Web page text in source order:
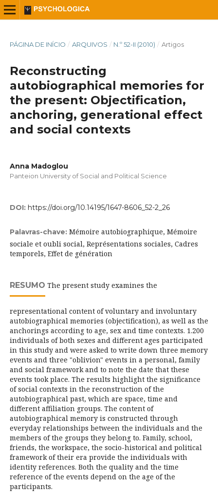
PÁGINA DE INÍCIO / ARQUIVOS / N.º 52-II (2010) / Artigos
Reconstructing
autobiographical memories for
the present: Objectification,
anchoring, generational effect
and social contexts
Anna Madoglou
Panteion University of Social and Political Science
DOI: https://doi.org/10.14195/1647-8606_52-2_26
Palavras-chave: Mémoire autobiographique, Mémoire
sociale et oubli social, Représentations sociales, Cadres
temporels, Effet de génération
RESUMO The present study examines the
representational content of voluntary and involuntary
autobiographical memories (objectification), as well as the
anchorings according to age, sex and time contexts. 1.200
individuals of both sexes and different ages participated
in this study and were asked to write down three memory
events and three "oblivion" events in a personal, family
and social framework and to note the date that these
events took place. The results highlight the significance
of social contexts in the reconstruction of the
autobiographical past, which are space, time and
different affiliation groups. The content of
autobiographical memory is constructed through
everyday relationships between the individuals and the
members of the groups they belong to. Family, school,
friends, the workspace, the socio-historical and political
framework of their era provide the individuals with
identity references. Both the quality and the time
reference of the events depend on the age of the
participants.